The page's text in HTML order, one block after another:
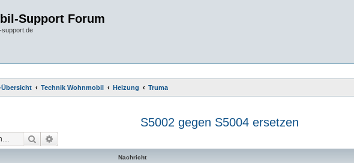
Support Forum
support.de
Übersicht Technik Wohnmobil Heizung
Truma
S5002 gegen S5004 ersetzen
Suche
Nachricht